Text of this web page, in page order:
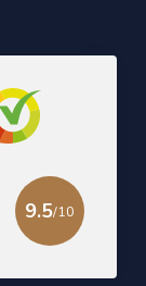
9.5/10